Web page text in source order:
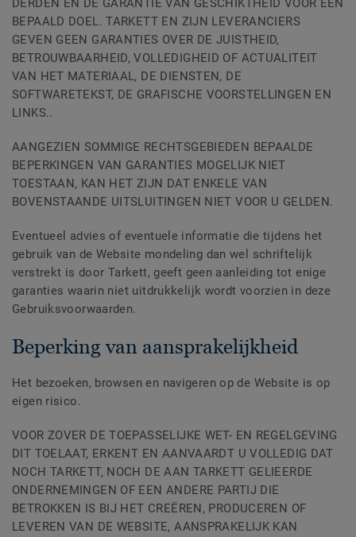
DERDEN EN DE GARANTIE VAN GESCHIKTHEID VOOR EEN
BEPAALD DOEL. TARKETT EN ZIJN LEVERANCIERS
GEVEN GEEN GARANTIES OVER DE JUISTHEID,
BETROUWBAARHEID, VOLLEDIGHEID OF ACTUALITEIT
VAN HET MATERIAAL, DE DIENSTEN, DE
SOFTWARETEKST, DE GRAFISCHE VOORSTELLINGEN EN
LINKS..
AANGEZIEN SOMMIGE RECHTSGEBIEDEN BEPAALDE
BEPERKINGEN VAN GARANTIES MOGELIJK NIET
TOESTAAN, KAN HET ZIJN DAT ENKELE VAN
BOVENSTAANDE UITSLUITINGEN NIET VOOR U GELDEN.
Eventueel advies of eventuele informatie die tijdens het
gebruik van de Website mondeling dan wel schriftelijk
verstrekt is door Tarkett, geeft geen aanleiding tot enige
garanties waarin niet uitdrukkelijk wordt voorzien in deze
Gebruiksvoorwaarden.
Beperking van aansprakelijkheid
Het bezoeken, browsen en navigeren op de Website is op
eigen risico.
VOOR ZOVER DE TOEPASSELIJKE WET- EN REGELGEVING
DIT TOELAAT, ERKENT EN AANVAARDT U VOLLEDIG DAT
NOCH TARKETT, NOCH DE AAN TARKETT GELIEERDE
ONDERNEMINGEN OF EEN ANDERE PARTIJ DIE
BETROKKEN IS BIJ HET CREËREN, PRODUCEREN OF
LEVEREN VAN DE WEBSITE, AANSPRAKELIJK KAN